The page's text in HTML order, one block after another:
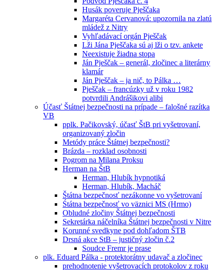
Husák poveruje Pješčaka
Margaréta Cervanová: upozornila na zlatú
mládež z Nitry
Vyhľadávací orgán Pješčak
Lži Jána Pješčaka sú aj lži o tzv. ankete
Neexistuje žiadna stopa
Ján Pješčak – generál, zločinec a literárny
klamár
Ján Pješčak – ja nič, to Pálka …
Pješčak – francúzky už v roku 1982
potvrdili Andrášikovi alibi
Účasť Štátnej bezpečnosti na prípade – falošné razítka
VB
pplk. Pačikovský, účasť ŠtB pri vyšetrovaní,
organizovaný zločin
Metódy práce Štátnej bezpečnosti?
Brázda – rozklad osobnosti
Pogrom na Milana Proksu
Herman na ŠtB
Herman, Hlubík hypnotiká
Herman, Hlubík, Macháč
Štátna bezpečnosť nezákonne vo vyšetrovaní
Śtátna bezpečnosť vo väznici MS (Hrmo)
Obludné zločiny Štátnej bezpečnosti
Sekretárka náčelníka Štátnej bezpečnosti v Nitre
Korunné svedkyne pod dohľadom ŠTB
Drsná akce StB – justičný zločin č.2
Soudce Fremr je prase
plk. Eduard Pálka - protektorátny udavač a zločinec
prehodnotenie vyšetrovacích protokolov z roku